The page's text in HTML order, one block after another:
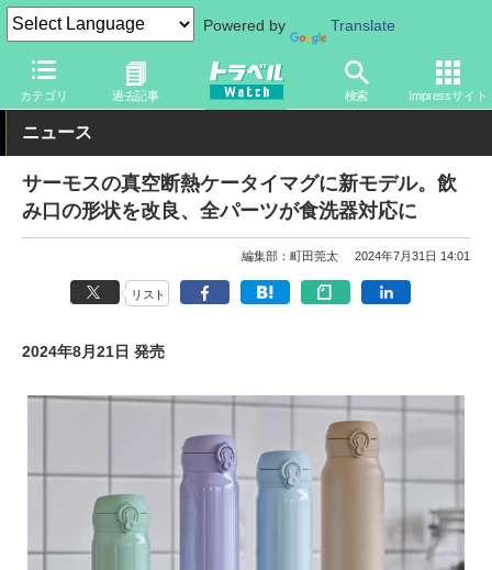
Powered by Translate
カテゴリ 過去記事 検索 Impressサイト
トラベル Watch 旅のアイテム 旅行グッズ 生活雑貨
ニュース
サーモスの真空断熱ケータイマグに新モデル。飲
み口の形状を改良、全パーツが食洗器対応に
編集部：町田莞太 2024年7月31日 14:01
リスト
2024年8月21日 発売